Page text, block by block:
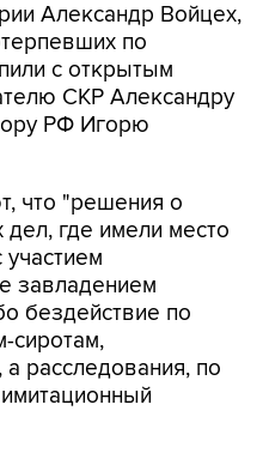
Александр Войцех,
по
с открытым
СКР Александру
РФ Игорю
что "решения о
где имели место
участием
завладением
бездействие по
сиротам,
расследования, по